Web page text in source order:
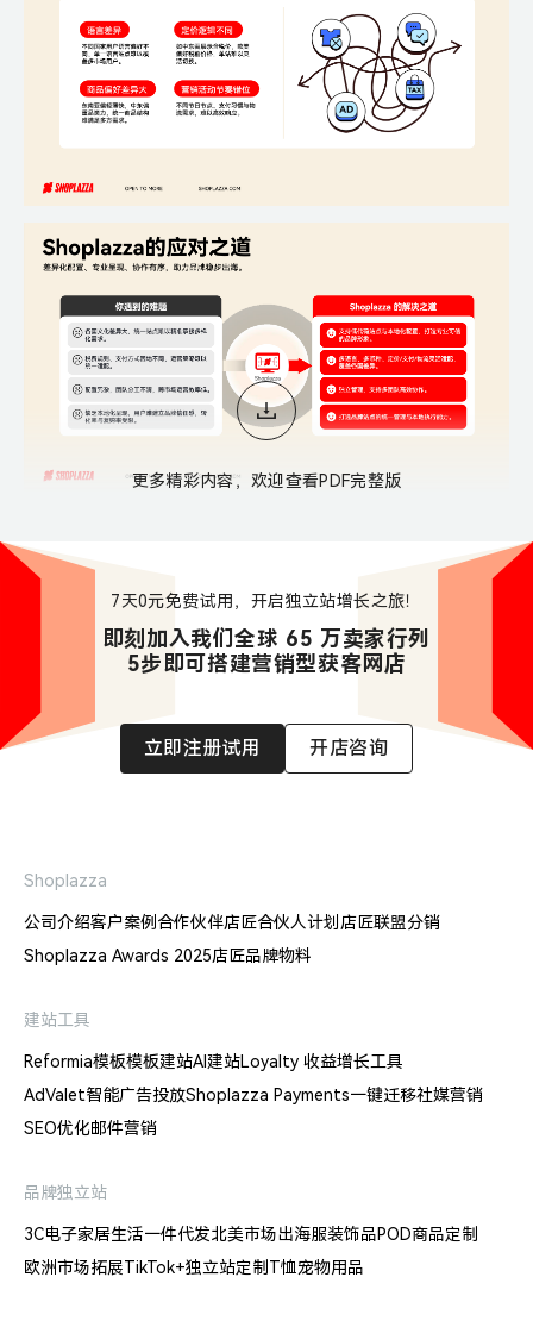
更多精彩内容，欢迎查看PDF完整版
7天0元免费试用，开启独立站增长之旅！
即刻加入我们全球 65 万卖家行列
5步即可搭建营销型获客网店
立即注册试用 开店咨询
Shoplazza
公司介绍客户案例合作伙伴店匠合伙人计划店匠联盟分销
Shoplazza Awards 2025店匠品牌物料
建站工具
Reformia模板模板建站AI建站Loyalty 收益增长工具
AdValet智能广告投放Shoplazza Payments一键迁移社媒营销
SEO优化邮件营销
品牌独立站
3C电子家居生活一件代发北美市场出海服装饰品POD商品定制
欧洲市场拓展TikTok+独立站定制T恤宠物用品